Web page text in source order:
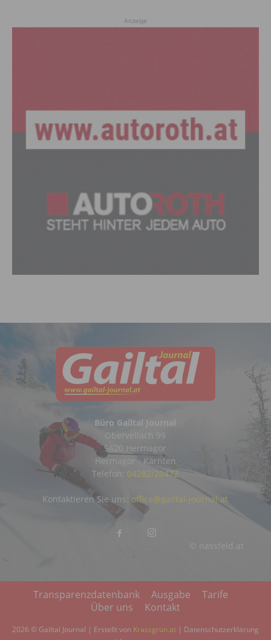
Anzeige
Büro Gailtal Journal
Obervellach 99
9620 Hermagor
Hermagor - Kärnten
Telefon: 04282/20472
© nassfeld.at
Kontaktieren Sie uns: office@gailtal-journal.at
Transparenzdatenbank Ausgabe
Tarife
Über uns
Kontakt
2026 © Gailtal Journal | Erstellt von Krassgrün.at | Datenschutzerklärung